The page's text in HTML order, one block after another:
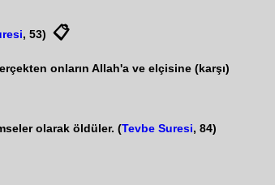
, 53) 📋
onların Allah'a ve elçisine (karşı)
olarak öldüler. (Tevbe Suresi, 84)